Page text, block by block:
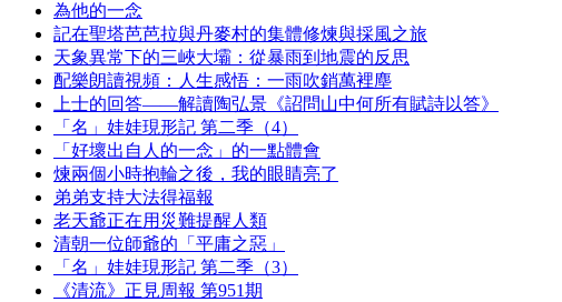
為他的一念
記在聖塔芭芭拉與丹麥村的集體修煉與採風之旅
天象異常下的三峽大壩：從暴雨到地震的反思
配樂朗讀視頻：人生感悟：一雨吹銷萬裡塵
上士的回答——解讀陶弘景《詔問山中何所有賦詩以答》
「名」娃娃現形記 第二季（4）
「好壞出自人的一念」的一點體會
煉兩個小時抱輪之後，我的眼睛亮了
弟弟支持大法得福報
老天爺正在用災難提醒人類
清朝一位師爺的「平庸之惡」
「名」娃娃現形記 第二季（3）
《清流》正見周報 第951期